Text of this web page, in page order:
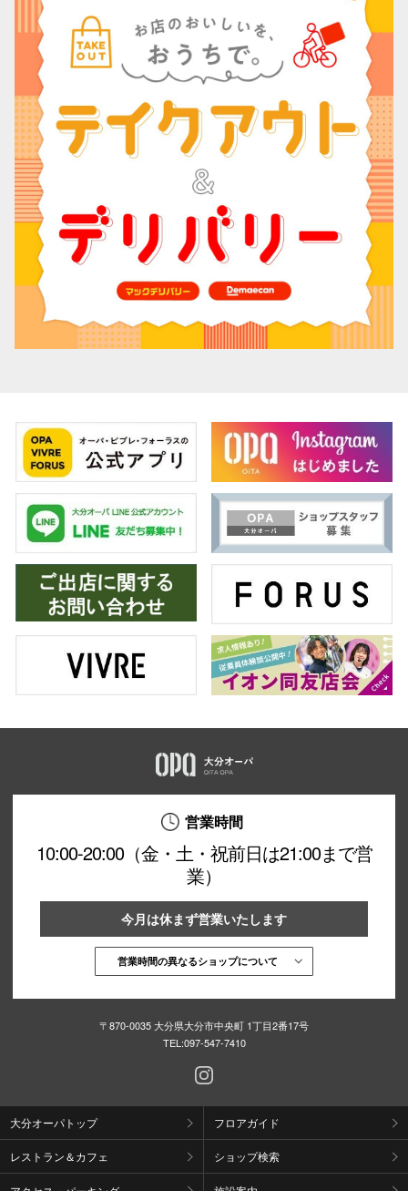
営業時間
10:00-20:00（金・土・祝前日は21:00まで営
業）
今月は休まず営業いたします
営業時間の異なるショップについて
〒870-0035 大分県大分市中央町 1丁目2番17号
TEL:097-547-7410
大分オーパトップ フロアガイド
レストラン＆カフェ ショップ検索